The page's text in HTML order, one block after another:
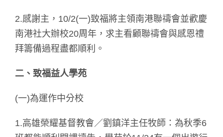
2.感謝主，10/2(一)致福將主領南港聯禱會並歡慶
南港社大辦校20周年，求主看顧聯禱會與感恩禮
拜籌備過程盡都順利。
二、致福益人學苑
(一)為運作中分校
1.高雄榮耀基督教會／劉鎮洋主任牧師：為秋季6